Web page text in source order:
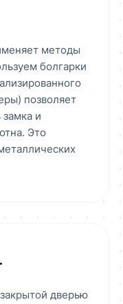
методы
болгарки
позволяет
замка и
Это
дверью